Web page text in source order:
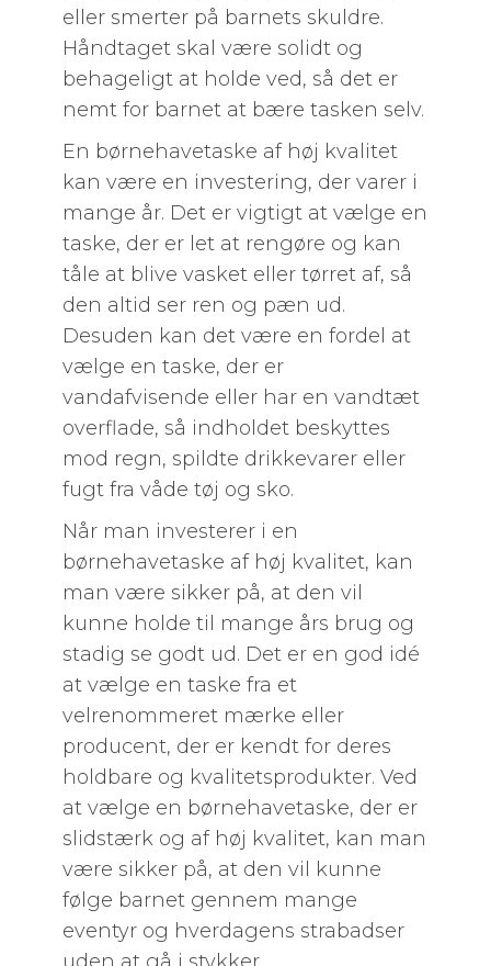
eller smerter på barnets skuldre.
Håndtaget skal være solidt og
behageligt at holde ved, så det er
nemt for barnet at bære tasken selv.
En børnehavetaske af høj kvalitet
kan være en investering, der varer i
mange år. Det er vigtigt at vælge en
taske, der er let at rengøre og kan
tåle at blive vasket eller tørret af, så
den altid ser ren og pæn ud.
Desuden kan det være en fordel at
vælge en taske, der er
vandafvisende eller har en vandtæt
overflade, så indholdet beskyttes
mod regn, spildte drikkevarer eller
fugt fra våde tøj og sko.
Når man investerer i en
børnehavetaske af høj kvalitet, kan
man være sikker på, at den vil
kunne holde til mange års brug og
stadig se godt ud. Det er en god idé
at vælge en taske fra et
velrenommeret mærke eller
producent, der er kendt for deres
holdbare og kvalitetsprodukter. Ved
at vælge en børnehavetaske, der er
slidstærk og af høj kvalitet, kan man
være sikker på, at den vil kunne
følge barnet gennem mange
eventyr og hverdagens strabadser